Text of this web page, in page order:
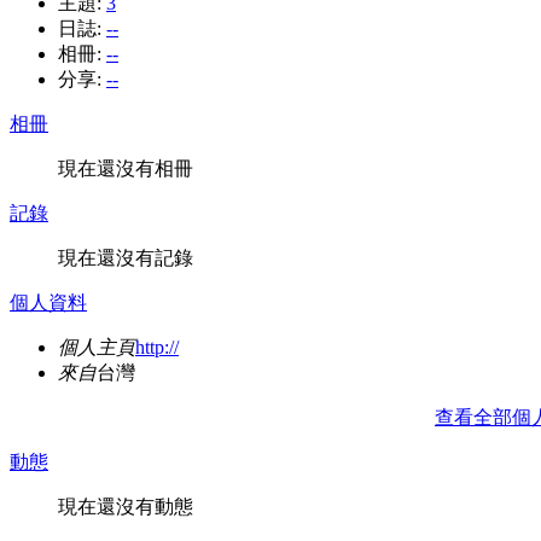
日誌: --
相冊: --
分享: --
相冊
現在還沒有相冊
記錄
現在還沒有記錄
個人資料
個人主頁http://
來自台灣
查看全部個
動態
現在還沒有動態